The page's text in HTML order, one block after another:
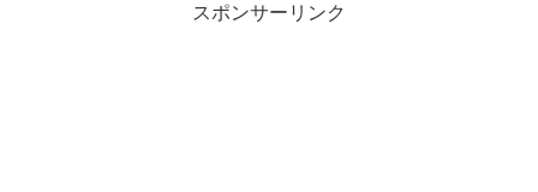
スポンサーリンク